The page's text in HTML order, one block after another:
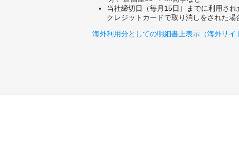
当社締切日（毎月15日）までに利用さ
クレジットカードで取り消しをされた場
海外利用分としての明細書上表示（海外サイ